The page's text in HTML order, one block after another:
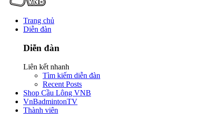
Trang chủ
Diễn đàn
Diễn đàn
Liên kết nhanh
Tìm kiếm diễn đàn
Recent Posts
Shop Cầu Lông VNB
VnBadmintonTV
Thành viên